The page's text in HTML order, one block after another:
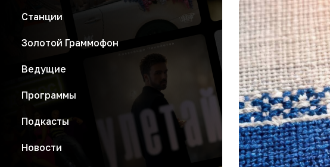
Станции
Золотой Граммофон
Ведущие
Программы
Подкасты
Новости